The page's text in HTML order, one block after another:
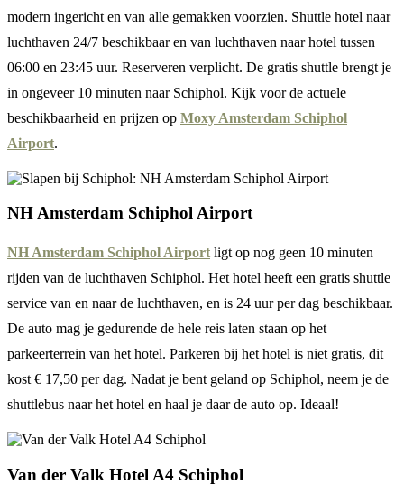
modern ingericht en van alle gemakken voorzien. Shuttle hotel naar
luchthaven 24/7 beschikbaar en van luchthaven naar hotel tussen
06:00 en 23:45 uur. Reserveren verplicht. De gratis shuttle brengt je
in ongeveer 10 minuten naar Schiphol. Kijk voor de actuele
beschikbaarheid en prijzen op Moxy Amsterdam Schiphol
Airport.
NH Amsterdam Schiphol Airport
NH Amsterdam Schiphol Airport ligt op nog geen 10 minuten
rijden van de luchthaven Schiphol. Het hotel heeft een gratis shuttle
service van en naar de luchthaven, en is 24 uur per dag beschikbaar.
De auto mag je gedurende de hele reis laten staan op het
parkeerterrein van het hotel. Parkeren bij het hotel is niet gratis, dit
kost € 17,50 per dag. Nadat je bent geland op Schiphol, neem je de
shuttlebus naar het hotel en haal je daar de auto op. Ideaal!
Van der Valk Hotel A4 Schiphol